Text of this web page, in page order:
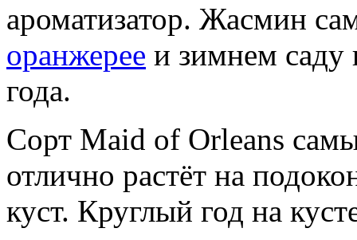
ароматизатор. Жасмин
оранжерее и зимнем саду
года.
Сорт Maid of Orleans
отлично растёт на
куст. Круглый год на